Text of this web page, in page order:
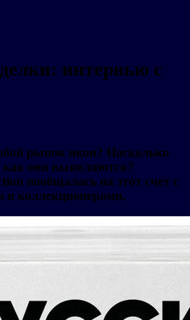
интервью с
рынок икон? Насколько
как они выявляются?
пообщалась на этот счет с
коллекционерами.